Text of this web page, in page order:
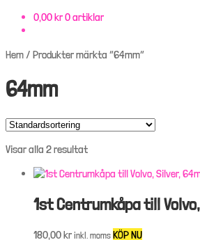
0,00kr0 artiklar
Hem/ Produkter märkta ”64mm”
64mm
Visar alla 2 resultat
1st Centrumkåpa till
180,00krinkl. momsKÖP NU